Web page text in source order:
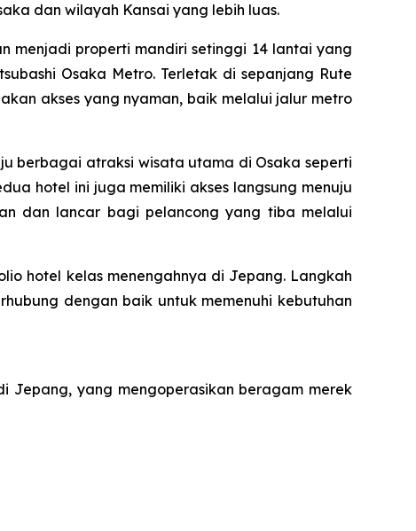
dan wilayah Kansai yang lebih luas.
menjadi properti mandiri setinggi 14 lantai yang
Osaka Metro. Terletak di sepanjang Rute
akses yang nyaman, baik melalui jalur metro
berbagai atraksi wisata utama di Osaka seperti
hotel ini juga memiliki akses langsung menuju
dan lancar bagi pelancong yang tiba melalui
hotel kelas menengahnya di Jepang. Langkah
dengan baik untuk memenuhi kebutuhan
Jepang, yang mengoperasikan beragam merek